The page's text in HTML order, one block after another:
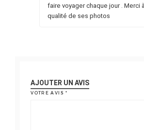
faire voyager chaque jour . Merci
qualité de ses photos
AJOUTER UN AVIS
VOTRE AVIS*